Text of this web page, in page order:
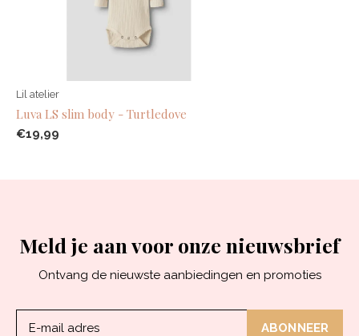
Lil atelier
Luva LS slim body - Turtledove
€19,99
Meld je aan voor onze nieuwsbrief
Ontvang de nieuwste aanbiedingen en promoties
ABONNEER